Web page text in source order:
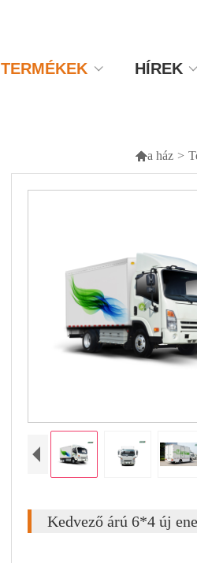
TERMÉKEK HÍREK
a ház >
Kedvező árú 6*4 új